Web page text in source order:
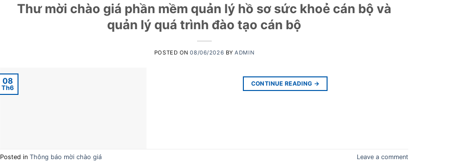
Thư mời chào giá phần mềm quản lý hồ sơ sức khoẻ cán bộ và
quản lý quá trình đào tạo cán bộ
POSTED ON08/06/2026 BYADMIN
08
Th6
CONTINUE READING →
Posted in Thông báo mời chào giá Leave a comment